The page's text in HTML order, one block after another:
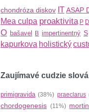
chondróza diskov IT ASAP
Mea culpa proaktivita P
O bašavel B impertinentný S
kapurkova holistický
Zaujímavé cudzie slová
primigravida(38%) praeclarus
chordogenesis (11%)